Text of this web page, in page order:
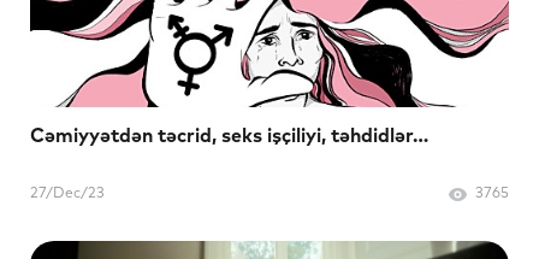
Cəmiyyətdən təcrid, seks işçiliyi, təhdidlər…
27/Dec/23 3765